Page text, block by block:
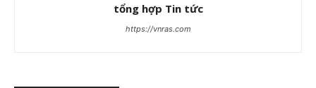
tổng hợp Tin tức
https://vnras.com